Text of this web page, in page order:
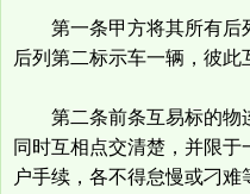
第一条甲方将其所有后
后列第二标示车一辆，彼此
第二条前条互易标的物
同时互相点交清楚，并限
户手续，各不得怠慢或刁难